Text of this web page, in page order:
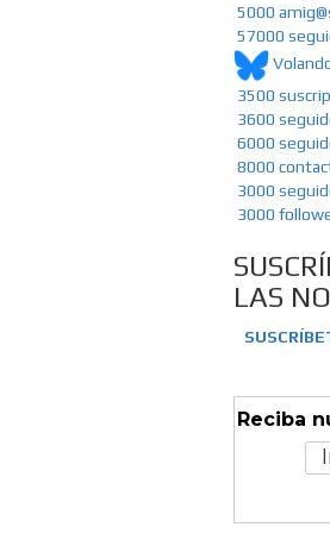
5000
57000
3500
3600
6000
8000
3000
3000
LAS
Reciba